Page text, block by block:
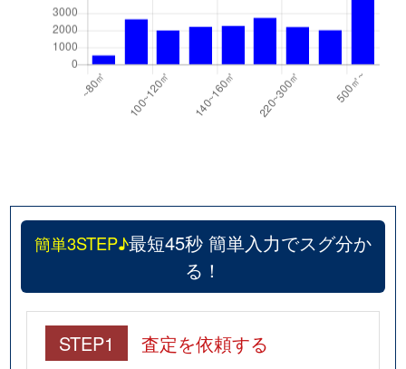
簡単3STEP♪最短45秒 簡単入力でスグ分か
る！
STEP1 査定を依頼する